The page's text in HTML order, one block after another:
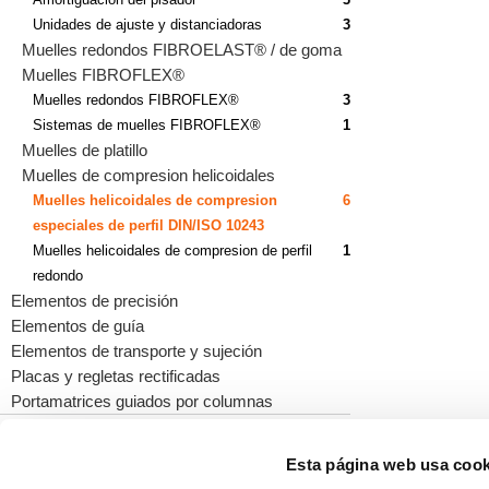
Esta página web usa
Unidades de ajuste y distanciadoras
3
Muelles redondos FIBROELAST® / de goma
Muelles FIBROFLEX®
Muelles redondos FIBROFLEX®
3
Sistemas de muelles FIBROFLEX®
1
Muelles de platillo
Muelles de compresion helicoidales
Muelles helicoidales de compresion
especiales de perfil DIN/ISO 10243
6
Muelles helicoidales de compresion de perfil
redondo
1
Elementos de precisión
Elementos de guía
Elementos de transporte y sujeción
Placas y regletas rectificadas
Portamatrices guiados por columnas